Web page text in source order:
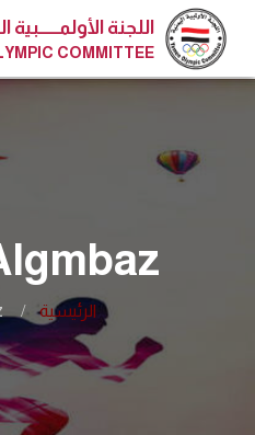
اللجنة الأولمــــــبية
COMMITTEE
الرئيسية